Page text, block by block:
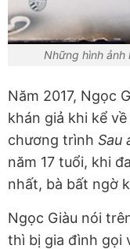
Những hình ảnh
Năm 2017, Ngọc
khán giả khi kể
chương trình Sau
năm 17 tuổi, khi
nhất, bà bất ngờ
Ngọc Giàu nói
thì bị gia đình gọi